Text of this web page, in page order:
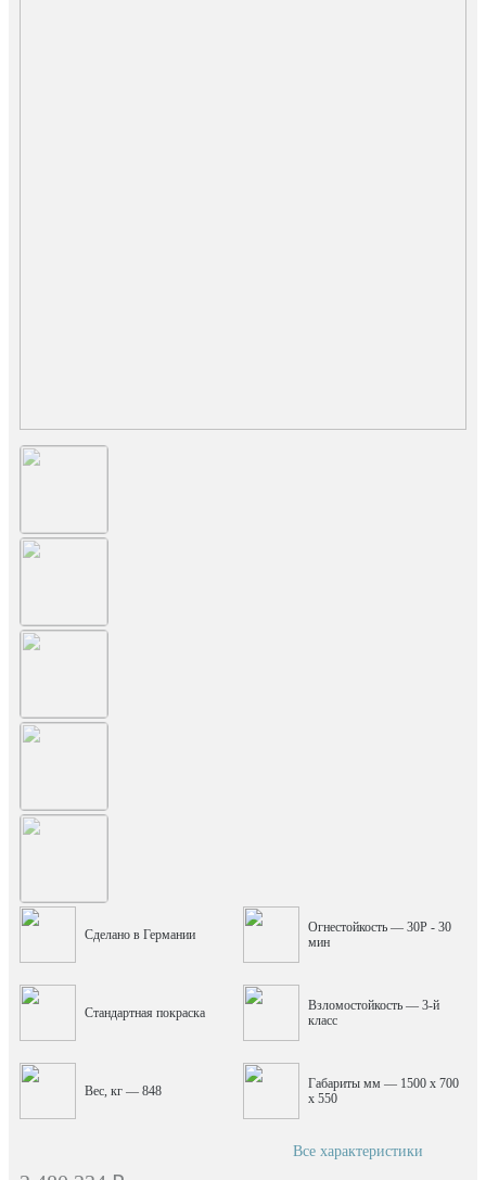
Сделано в Германии
Огнестойкость — 30P - 30
мин
Стандартная покраска
Взломостойкость — 3-й
класс
Вес, кг — 848
Габариты мм — 1500 x 700
x 550
Все характеристики